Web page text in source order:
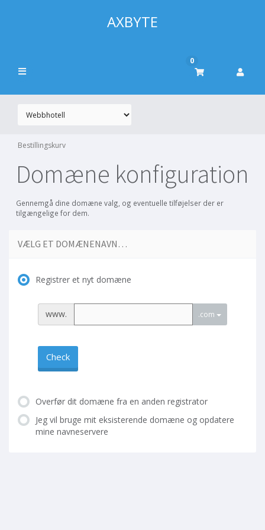
AXBYTE
0
Bestillingskurv
Domæne konfiguration
Gennemgå dine domæne valg, og eventuelle tilføjelser der er
tilgængelige for dem.
VÆLG ET DOMÆNENAVN…
Registrer et nyt domæne
www. .com
Check
Overfør dit domæne fra en anden registrator
Jeg vil bruge mit eksisterende domæne og opdatere
mine navneservere